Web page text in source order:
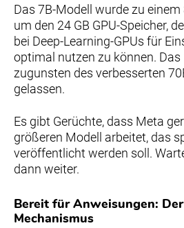
Das 7B-Modell wurde zu
um den 24 GB GPU-Speicher,
bei Deep-Learning-GPUs für
optimal nutzen zu können.
zugunsten des verbesserten
gelassen.
Es gibt Gerüchte, dass Meta
größeren Modell arbeitet, das
veröffentlicht werden soll.
dann weiter.
Bereit für Anweisungen:
Mechanismus